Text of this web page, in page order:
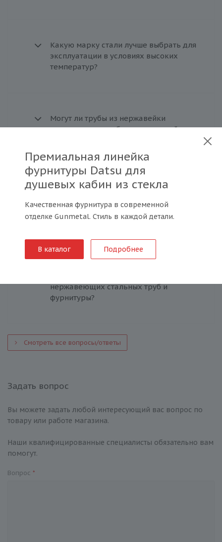
Какую марку стали лучше выбрать для
эксплуатации в условиях высоких
температур?
Могут ли трубы из нержавейки
использоваться вблизи с морской
Какие меры следует принимать для
предотвращения образования пятен и
следов на поверхности нержавеющей
нержавеющих стальных труб и
фурнитуры?
Смотреть все вопросы/ответы
Задать вопрос
Вы можете задать любой интересующий вас вопрос по
товару или работе магазина.
Наши квалифицированные специалисты обязательно вам
помогут.
Вопрос *
Премиальная линейка
фурнитуры Datsu для
душевых кабин из стекла
Качественная фурнитура в современной
отделке Gunmetal. Стиль в каждой детали.
В каталог Подробнее